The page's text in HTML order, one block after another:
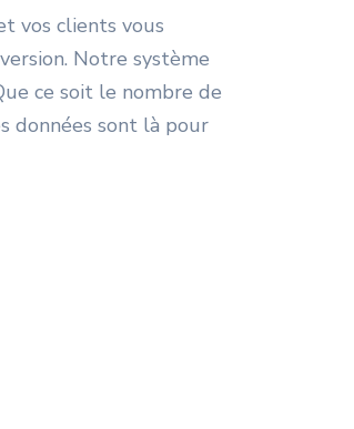
vos clients vous
Notre système
ce soit le nombre de
données sont là pour